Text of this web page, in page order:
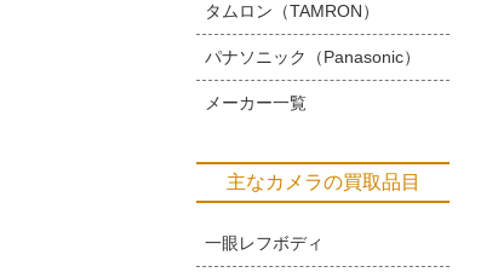
タムロン（TAMRON）
パナソニック（Panasonic）
メーカー一覧
主なカメラの買取品目
一眼レフボディ